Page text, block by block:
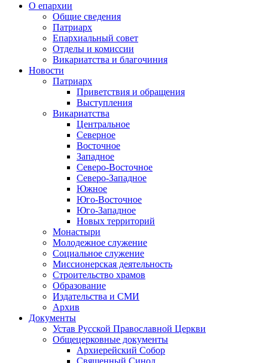
О епархии
Общие сведения
Патриарх
Епархиальный совет
Отделы и комиссии
Викариатства и благочиния
Новости
Патриарх
Приветствия и обращения
Выступления
Викариатства
Центральное
Северное
Восточное
Западное
Северо-Восточное
Северо-Западное
Южное
Юго-Восточное
Юго-Западное
Новых территорий
Монастыри
Молодежное служение
Социальное служение
Миссионерская деятельность
Строительство храмов
Образование
Издательства и СМИ
Архив
Документы
Устав Русской Православной Церкви
Общецерковные документы
Архиерейский Собор
Священный Синод